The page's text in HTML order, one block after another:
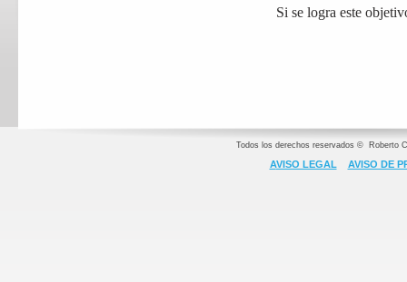
Todos los derechos reservados © Roberto
AVISO LEGAL AVISO DE
Si se logra este